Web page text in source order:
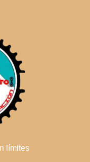
límites